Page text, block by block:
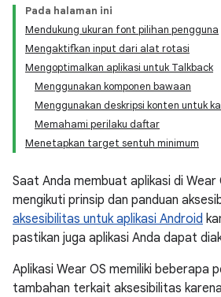
Pada halaman ini
Mendukung ukuran font pilihan pengguna
Mengaktifkan input dari alat rotasi
Mengoptimalkan aplikasi untuk Talkback
Menggunakan komponen bawaan
Menggunakan deskripsi konten untuk
Memahami perilaku daftar
Menetapkan target sentuh minimum
Saat Anda membuat aplikasi di Wear
mengikuti prinsip dan panduan
aksesibilitas untuk aplikasi Android
pastikan juga aplikasi Anda dapat
Aplikasi Wear OS memiliki beberapa
tambahan terkait aksesibilitas